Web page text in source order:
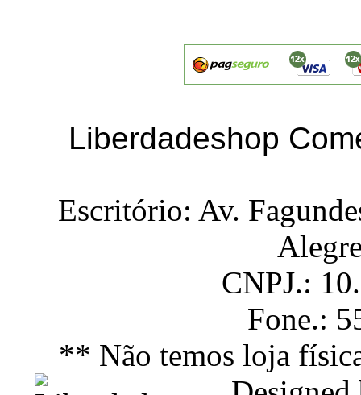
Liberdadeshop
Escritório: Av.
CNPJ.:
Fone.:
** Não temos loja